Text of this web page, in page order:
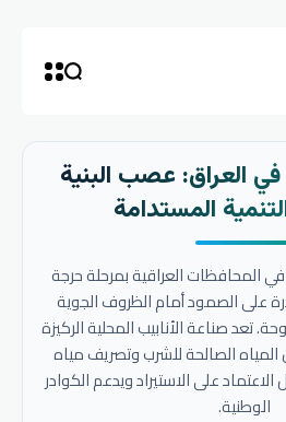
في العراق: عصب البنية
المستدامة
في المحافظات العراقية بمرحلة حرجة
على الصمود أمام الظروف الجوية
تعد صناعة الأنابيب المحلية الركيزة
الصالحة للشرب وتصريف مياه
على الاستيراد ويدعم الكوادر
الوطنية.